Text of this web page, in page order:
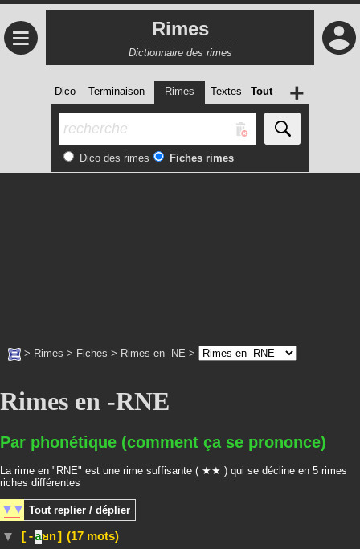
≡ Rimes
Dictionnaire des rimes
Dico Terminaison Rimes Textes Tout
Dico des rimes Fiches rimes
+
> Rimes > Fiches > Rimes en -NE >
Rimes en -RNE
Par phonétique (comment ça se prononce)
La rime en "RNE" est une rime suffisante ( ★★ ) qui se décline en 5 rimes
riches différentes
Tout replier / déplier
[-aʁn] (17 mots)